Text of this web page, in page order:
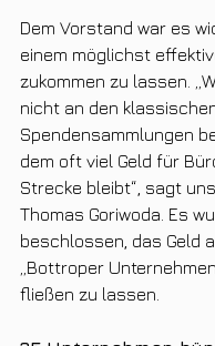
Dem Vorstand war es
einem möglichst
zukommen zu lassen.
nicht an den
Spendensammlungen
dem oft viel Geld für
Strecke bleibt“, sagt
Thomas Goriwoda. Es
beschlossen, das Geld
„Bottroper
fließen zu lassen.